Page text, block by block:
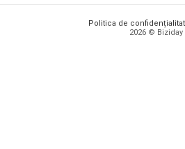
Politica de
2026 © Biziday